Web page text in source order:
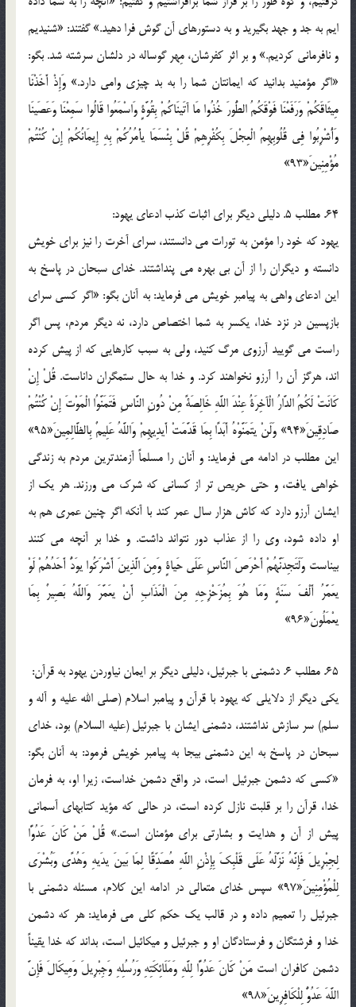
ايم به جد و جهد بگيريد و به دستورهاي آن گوش فرا دهيد.» گفتند: «شنيديم
و نافرماني کرديم.» و بر اثر کفرشان، مِهر گوساله در دلشان سرشته شد. بگو:
«اگر مؤمنيد بدانيد که ايمانتان شما را به بد چيزي وامي دارد.» وَإِذْ أَخَذْنَا
مِيثَاقَكُمْ وَرَفَعْنَا فَوْقَكُمُ الطُّورَ خُذُوا مَا آتَينَاكُمْ بِقُوَّةٍ وَاسْمَعُوا قَالُوا سَمِعْنَا وَعَصَينَا
وَأُشْرِبُوا فِي قُلُوبِهِمُ الْعِجْلَ بِكُفْرِهِمْ قُلْ بِئْسَمَا يأْمُرُكُمْ بِهِ إِيمَانُكُمْ إِنْ كُنْتُمْ
مُؤْمِنِينَ«93»
64. مطلب 5. دليلي ديگر براي اثبات کذب ادعاي يهود:
يهود که خود را مؤمن به تورات مي دانستند، سراي آخرت را نيز براي خويش
دانسته و ديگران را از آن بي بهره مي پنداشتند. خداي سبحان در پاسخ به
اين ادعاي واهي به پيامبر خويش مي فرمايد: به آنان بگو: «اگر کسي سراي
بازپسين در نزد خدا، يکسر به شما اختصاص دارد، نه ديگر مردم، پس اگر
راست مي گوييد آرزوي مرگ کنيد، ولي به سبب کارهايي که از پيش کرده
اند، هرگز آن را آرزو نخواهند کرد. و خدا به حال ستمگران داناست. قُلْ إِنْ
كَانَتْ لَكُمُ الدَّارُ الْآخِرَةُ عِنْدَ اللَّهِ خَالِصَةً مِنْ دُونِ النَّاسِ فَتَمَنَّوُا الْمَوْتَ إِنْ كُنْتُمْ
صَادِقِينَ«94» وَلَنْ يتَمَنَّوْهُ أَبَدًا بِمَا قَدَّمَتْ أَيدِيهِمْ وَاللَّهُ عَلِيمٌ بِالظَّالِمِينَ«95»
اين مطلب در ادامه مي فرمايد: و آنان را مسلماً آزمندترين مردم به زندگي
خواهي يافت، و حتي حريص تر از کساني که شرک مي ورزند. هر يک از
ايشان آرزو دارد که کاش هزار سال عمر کند با آنکه اگر چنين عمري هم به
او داده شود، وي را از عذاب دور نتواند داشت. و خدا بر آنچه مي کنند
بيناست وَلَتَجِدَنَّهُمْ أَحْرَصَ النَّاسِ عَلَى حَياةٍ وَمِنَ الَّذِينَ أَشْرَكُوا يوَدُّ أَحَدُهُمْ لَوْ
يعَمَّرُ أَلْفَ سَنَةٍ وَمَا هُوَ بِمُزَحْزِحِهِ مِنَ الْعَذَابِ أَنْ يعَمَّرَ وَاللَّهُ بَصِيرٌ بِمَا
يعْمَلُونَ«96»
65. مطلب 6. دشمني با جبرئيل، دليلي ديگر بر ايمان نياوردن يهود به قرآن:
يکي ديگر از دلايلي که يهود با قرآن و پيامبر اسلام (صلي الله عليه و آله و
سلم) سر سازش نداشتند، دشمني ايشان با جبرئيل (عليه السلام) بود، خداي
سبحان در پاسخ به اين دشمني بيجا به پيامبر خويش فرمود: به آنان بگو:
«کسي که دشمن جبرئيل است، در واقع دشمن خداست، زيرا او، به فرمان
خدا، قرآن را بر قلبت نازل کرده است، در حالي که مؤيد کتابهاي آسماني
پيش از آن و هدايت و بشارتي براي مؤمنان است.» قُلْ مَنْ كَانَ عَدُوًّا
لِجِبْرِيلَ فَإِنَّهُ نَزَّلَهُ عَلَى قَلْبِكَ بِإِذْنِ اللَّهِ مُصَدِّقًا لِمَا بَينَ يدَيهِ وَهُدًى وَبُشْرَى
لِلْمُؤْمِنِينَ«97» سپس خداي متعالي در ادامه اين کلام، مسئله دشمني با
جبرئيل را تعميم داده و در قالب يک حکم کلي مي فرمايد: هر که دشمن
خدا و فرشتگان و فرستادگان او و جبرئيل و ميکائيل است، بداند که خدا يقيناً
دشمن کافران است مَنْ كَانَ عَدُوًّا لِلَّهِ وَمَلَائِكَتِهِ وَرُسُلِهِ وَجِبْرِيلَ وَمِيكَالَ فَإِنَّ
اللَّهَ عَدُوٌّ لِلْكَافِرِينَ«98»